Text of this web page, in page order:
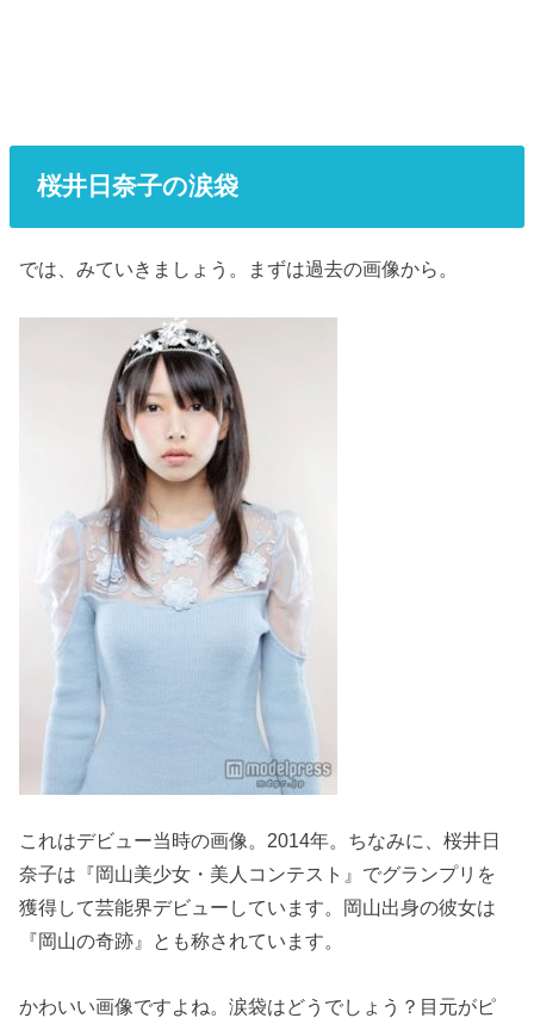
桜井日奈子の涙袋
では、みていきましょう。まずは過去の画像から。
これはデビュー当時の画像。2014年。ちなみに、桜井日
奈子は『岡山美少女・美人コンテスト』でグランプリを
獲得して芸能界デビューしています。岡山出身の彼女は
『岡山の奇跡』とも称されています。
かわいい画像ですよね。涙袋はどうでしょう？目元がピ